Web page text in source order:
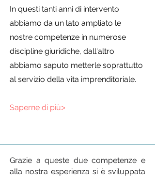
In questi tanti anni di intervento
abbiamo da un lato ampliato le
nostre competenze in numerose
discipline giuridiche, dall'altro
abbiamo saputo metterle soprattutto
al servizio della vita imprenditoriale.
Saperne di piùᐳ
Grazie a queste due competenze e
alla nostra esperienza si è sviluppata